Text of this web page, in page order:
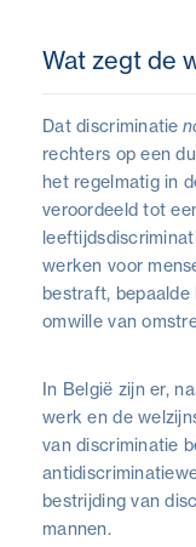
Wat zegt de
Dat discriminatie
rechters op een
het regelmatig in
veroordeeld tot
werken voor
bestraft,
omwille van
In België zijn er,
werk en de
van discriminatie
bestrijding van
mannen.